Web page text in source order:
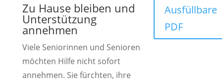
Zu Hause bleiben und
Unterstützung
annehmen
Viele Seniorinnen und Senioren
möchten Hilfe nicht sofort
annehmen. Sie fürchten, ihre
Ausfüllbare
PDF